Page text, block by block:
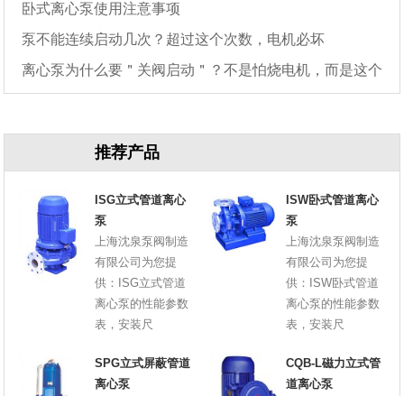
卧式离心泵使用注意事项
泵不能连续启动几次？超过这个次数，电机必坏
离心泵为什么要＂关阀启动＂？不是怕烧电机，而是这个
推荐产品
ISG立式管道离心
泵
上海沈泉泵阀制造
有限公司为您提
供：ISG立式管道
离心泵的性能参数
表，安装尺
ISW卧式管道离心
泵
上海沈泉泵阀制造
有限公司为您提
供：ISW卧式管道
离心泵的性能参数
表，安装尺
SPG立式屏蔽管道
离心泵
CQB-L磁力立式管
道离心泵